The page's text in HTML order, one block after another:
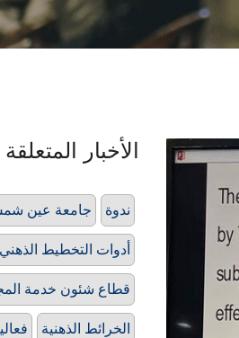
الأخبار المتعلقة
جامعة عين ندوة
أدوات التخطيط الذهني
قطاع شئون خدمة
الخرائط الذهنية